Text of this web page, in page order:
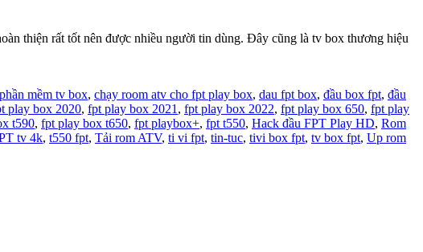
thiện rất tốt nên được nhiều người tin dùng. Đây cũng là tv box thương hiệu
mềm tv box, chạy room atv cho fpt play box, dau fpt box, đầu box fpt, đầu
play box 2020, fpt play box 2021 , fpt play box 2022, fpt play box 650, fpt play
t590, fpt play box t650, fpt playbox+, fpt t550, Hack đầu FPT Play HD, Rom
tv 4k, t550 fpt, Tải rom ATV, ti vi fpt, tin-tuc, tivi box fpt, tv box fpt, Up rom